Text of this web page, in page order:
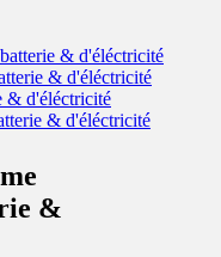
& d'éléctricité
& d'éléctricité
& d'éléctricité
& d'éléctricité
&